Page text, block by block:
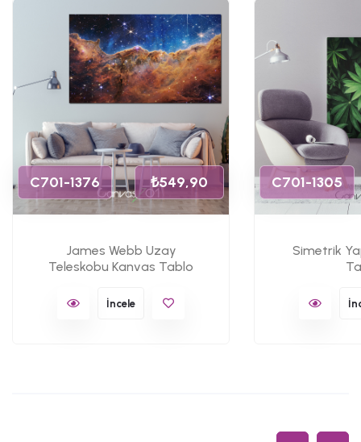
C701-1376 ₺549,90
James Webb Uzay
Teleskobu Kanvas Tablo
İncele
C701-1305
Simetrik